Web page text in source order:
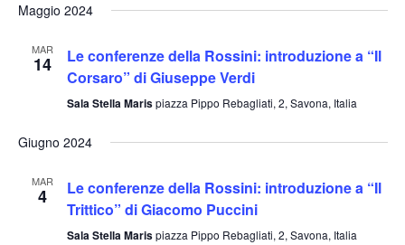
Maggio 2024
MAR
14
Le conferenze della Rossini: introduzione a “Il
Corsaro” di Giuseppe Verdi
Sala Stella Marispiazza Pippo Rebagliati, 2, Savona, Italia
Giugno 2024
MAR
4
Le conferenze della Rossini: introduzione a “Il
Trittico” di Giacomo Puccini
Sala Stella Marispiazza Pippo Rebagliati, 2, Savona, Italia